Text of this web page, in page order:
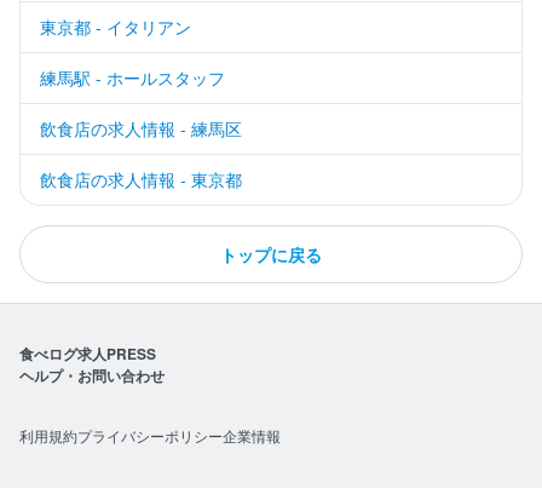
東京都 - イタリアン
練馬駅 - ホールスタッフ
飲食店の求人情報 - 練馬区
飲食店の求人情報 - 東京都
トップに戻る
食べログ求人PRESS
ヘルプ・お問い合わせ
利用規約プライバシーポリシー企業情報